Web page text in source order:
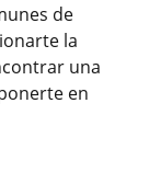
de
la
una
en